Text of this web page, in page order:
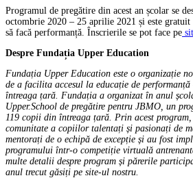
Programul de pregătire din acest an școlar se
octombrie 2020 – 25 aprilie 2021 și este
să facă performanță. Înscrierile se pot face pe
Despre Fundația Upper Education
Fundația Upper Education este o organizație
de a facilita accesul la educație de
întreaga țară. Fundația a organizat în anul
Upper.School de pregătire pentru JBMO, un
119 copii din întreaga țară. Prin acest
comunitate a copiilor talentați și pasionați de
mentorați de o echipă de excepție și au fost
programului într-o competiție virtuală
multe detalii despre program și părerile
anul trecut găsiți pe site-ul nostru.